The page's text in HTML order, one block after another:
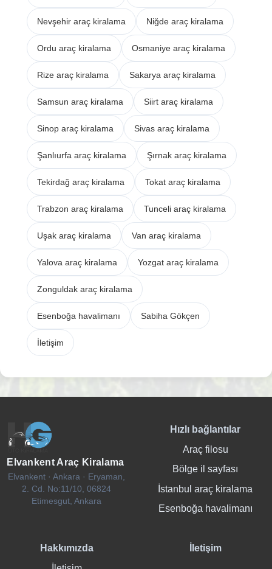
Nevşehir araç kiralama Niğde araç kiralama
Ordu araç kiralama Osmaniye araç kiralama
Rize araç kiralama Sakarya araç kiralama
Samsun araç kiralama Siirt araç kiralama
Sinop araç kiralama Sivas araç kiralama
Şanlıurfa araç kiralama Şırnak araç kiralama
Tekirdağ araç kiralama Tokat araç kiralama
Trabzon araç kiralama Tunceli araç kiralama
Uşak araç kiralama Van araç kiralama
Yalova araç kiralama Yozgat araç kiralama
Zonguldak araç kiralama
Esenboğa havalimanı Sabiha Gökçen
İletişim
Elvankent Araç Kiralama
Elvankent · Ankara · Eryaman,
2. Cd. No:11/10, 06824
Etimesgut, Ankara
Hızlı bağlantılar
Araç filosu
Bölge il sayfası
İstanbul araç kiralama
Esenboğa havalimanı
Hakkımızda
İletişim